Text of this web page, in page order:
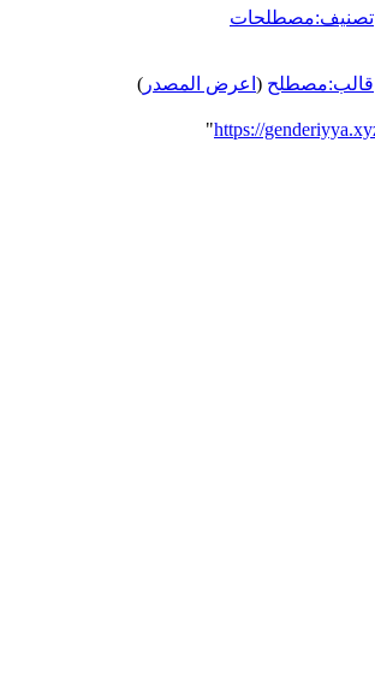
تصنيف:مصطلحات
قالب:مصطلح ( اعرض المصدر )
"